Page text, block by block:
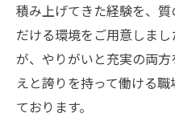
積み上げてきた経験を、
だける環境をご用意しま
が、やりがいと充実の両
えと誇りを持って働ける
ております。